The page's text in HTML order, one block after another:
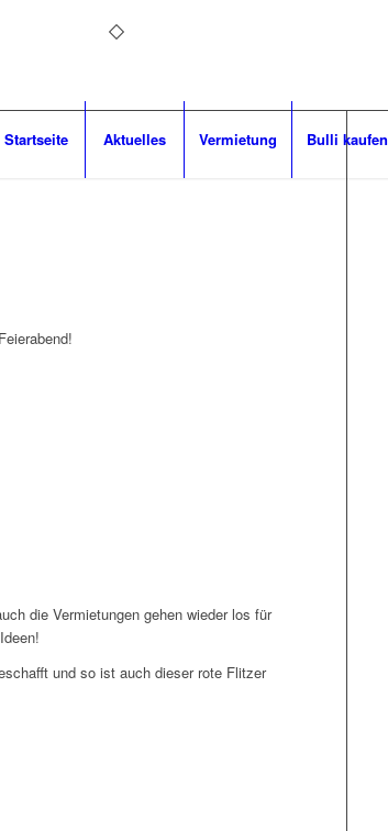
Startseite Aktuelles Vermietung Bulli kaufen
die Vermietungen gehen wieder los für
und so ist auch dieser rote Flitzer